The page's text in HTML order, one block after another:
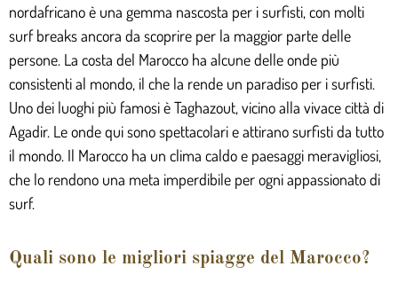
nordafricano è una gemma nascosta per i surfisti, con molti
surf breaks ancora da scoprire per la maggior parte delle
persone. La costa del Marocco ha alcune delle onde più
consistenti al mondo, il che la rende un paradiso per i surfisti.
Uno dei luoghi più famosi è Taghazout, vicino alla vivace città di
Agadir. Le onde qui sono spettacolari e attirano surfisti da tutto
il mondo. Il Marocco ha un clima caldo e paesaggi meravigliosi,
che lo rendono una meta imperdibile per ogni appassionato di
surf.
Quali sono le migliori spiagge del Marocco?